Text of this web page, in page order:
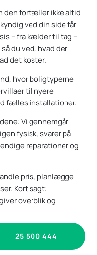
den fortæller ikke altid
ved din side får
– fra kælder til tag –
du ved, hvad der
det koster.
hvor boligtyperne
til nyere
fælles installationer.
Vi gennemgår
fysisk, svarer på
reparationer og
pris, planlægge
Kort sagt:
overblik og
25 500 444